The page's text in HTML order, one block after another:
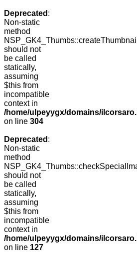
Deprecated :
Non-static
method
should not
be called
statically,
assuming
$this from
incompatible
context in
/home/ulpeyygx/domains/
on line 304
Deprecated :
Non-static
method
should not
be called
statically,
assuming
$this from
incompatible
context in
/home/ulpeyygx/domains/
on line 127